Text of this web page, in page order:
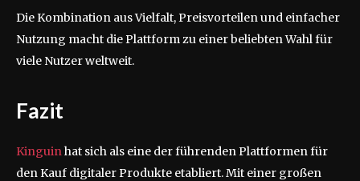
Die Kombination aus Vielfalt, Preisvorteilen und einfacher
Nutzung macht die Plattform zu einer beliebten Wahl für
viele Nutzer weltweit.
Fazit
Kinguinhat sich als eine der führenden Plattformen für
den Kauf digitaler Produkte etabliert. Mit einer großen